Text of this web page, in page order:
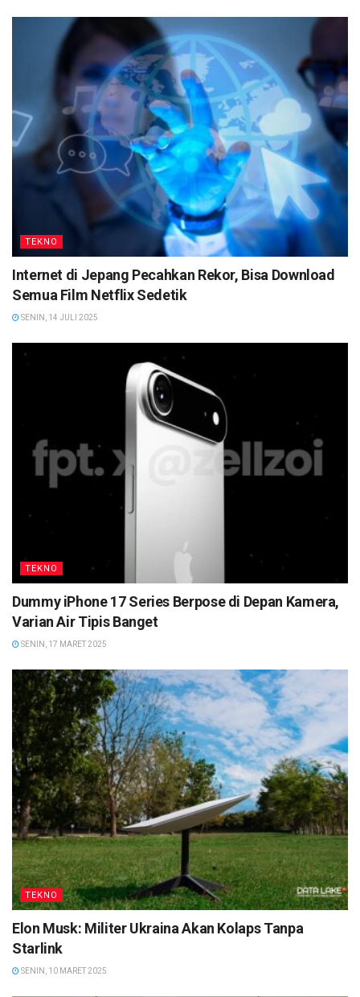
TEKNO
Internet di Jepang Pecahkan Rekor, Bisa Download
Semua Film Netflix Sedetik
SENIN, 14 JULI 2025
TEKNO
Dummy iPhone 17 Series Berpose di Depan Kamera,
Varian Air Tipis Banget
SENIN, 17 MARET 2025
TEKNO
Elon Musk: Militer Ukraina Akan Kolaps Tanpa
Starlink
SENIN, 10 MARET 2025